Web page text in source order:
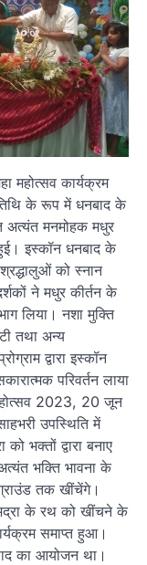
महोत्सव कार्यक्रम
के रूप में धनबाद के
अत्यंत मनमोहक मधुर
इस्कॉन धनबाद के
को स्नान
ने मधुर कीर्तन के
लिया। नशा मुक्ति
तथा अन्य
द्वारा इस्कॉन
परिवर्तन लाया
2023, 20 जून
उपस्थिति में
भक्तों द्वारा बनाए
भक्ति भावना के
तक खींचेंगे।
के रथ को खींचने के
समाप्त हुआ।
का आयोजन था।